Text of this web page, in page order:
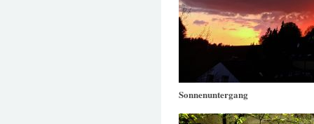
Sonnenuntergang